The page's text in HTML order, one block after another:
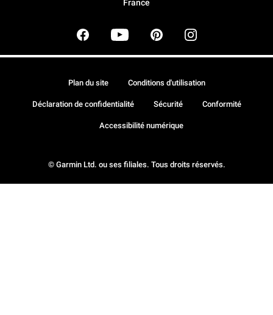
France
© Garmin Ltd. ou ses filiales. Tous droits réservés.
Plan du site Conditions d'utilisation
Déclaration de confidentialité Sécurité Conformité
Accessibilité numérique